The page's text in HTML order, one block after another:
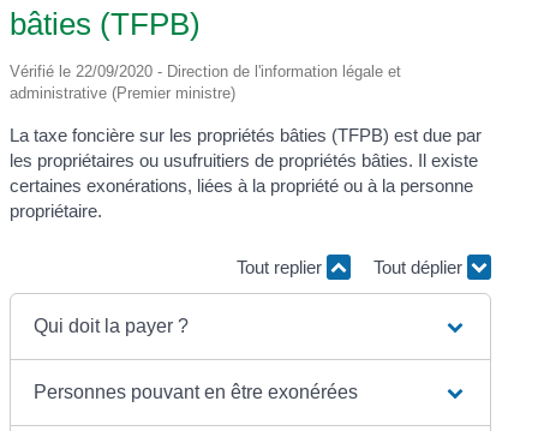
bâties (TFPB)
Vérifié le 22/09/2020 - Direction de l'information légale et
administrative (Premier ministre)
La taxe foncière sur les propriétés bâties (TFPB) est due par
les propriétaires ou usufruitiers de propriétés bâties. Il existe
certaines exonérations, liées à la propriété ou à la personne
propriétaire.
Tout replier Tout déplier
Qui doit la payer ?
Personnes pouvant en être exonérées